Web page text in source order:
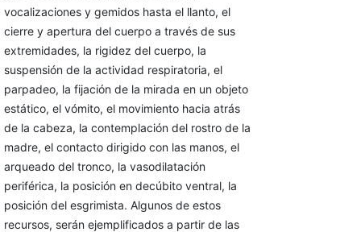
vocalizaciones y gemidos hasta el llanto, el
cierre y apertura del cuerpo a través de sus
extremidades, la rigidez del cuerpo, la
suspensión de la actividad respiratoria, el
parpadeo, la fijación de la mirada en un objeto
estático, el vómito, el movimiento hacia atrás
de la cabeza, la contemplación del rostro de la
madre, el contacto dirigido con las manos, el
arqueado del tronco, la vasodilatación
periférica, la posición en decúbito ventral, la
posición del esgrimista. Algunos de estos
recursos, serán ejemplificados a partir de las